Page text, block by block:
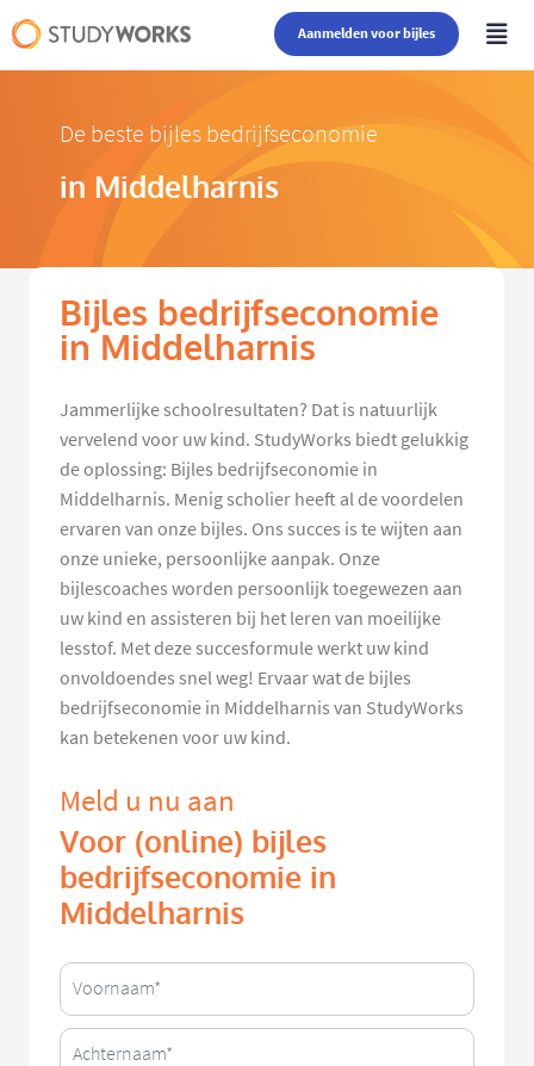
Aanmelden voor bijles
De beste bijles bedrijfseconomie
in Middelharnis
Bijles bedrijfseconomie
in Middelharnis
Jammerlijke schoolresultaten? Dat is natuurlijk
vervelend voor uw kind. StudyWorks biedt gelukkig
de oplossing: Bijles bedrijfseconomie in
Middelharnis. Menig scholier heeft al de voordelen
ervaren van onze bijles. Ons succes is te wijten aan
onze unieke, persoonlijke aanpak. Onze
bijlescoaches worden persoonlijk toegewezen aan
uw kind en assisteren bij het leren van moeilijke
lesstof. Met deze succesformule werkt uw kind
onvoldoendes snel weg! Ervaar wat de bijles
bedrijfseconomie in Middelharnis van StudyWorks
kan betekenen voor uw kind.
Meld u nu aan
Voor (online) bijles
bedrijfseconomie in
Middelharnis